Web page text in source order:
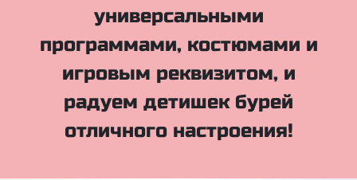
универсальными
программами, костюмами и
игровым реквизитом, и
радуем детишек бурей
отличного настроения!